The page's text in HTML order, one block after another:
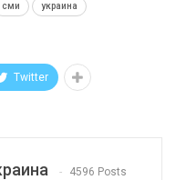
сми украина
Twitter
4596 Posts